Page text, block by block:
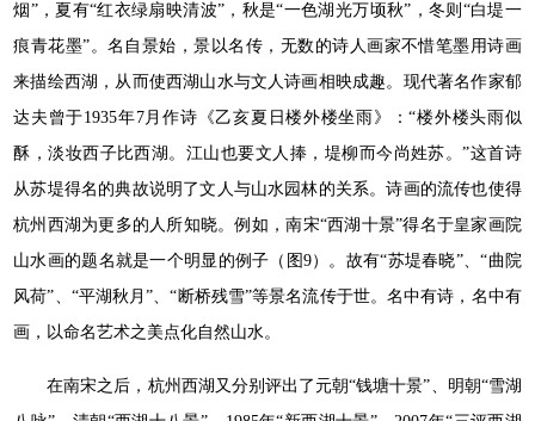
烟”，夏有“红衣绿扇映清波”，秋是“一色湖光万顷秋”，冬则“白堤一
痕青花墨”。名自景始，景以名传，无数的诗人画家不惜笔墨用诗画
来描绘西湖，从而使西湖山水与文人诗画相映成趣。现代著名作家郁
达夫曾于1935年7月作诗《乙亥夏日楼外楼坐雨》：“楼外楼头雨似
酥，淡妆西子比西湖。江山也要文人捧，堤柳而今尚姓苏。”这首诗
从苏堤得名的典故说明了文人与山水园林的关系。诗画的流传也使得
杭州西湖为更多的人所知晓。例如，南宋“西湖十景”得名于皇家画院
山水画的题名就是一个明显的例子（图9）。故有“苏堤春晓”、“曲院
风荷”、“平湖秋月”、“断桥残雪”等景名流传于世。名中有诗，名中有
画，以命名艺术之美点化自然山水。
在南宋之后，杭州西湖又分别评出了元朝“钱塘十景”、明朝“雪湖